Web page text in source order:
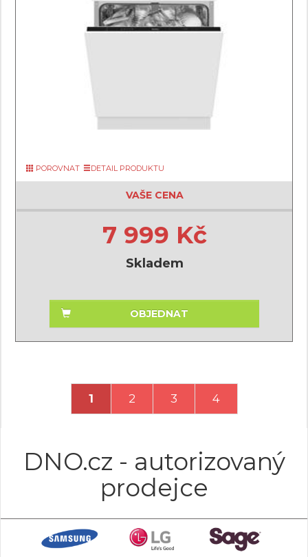
POROVNAT DETAIL PRODUKTU
VAŠE CENA
7 999 Kč
Skladem
OBJEDNAT
1 2 3 4
DNO.cz - autorizovaný
prodejce